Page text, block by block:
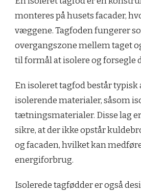
monteres på husets facader,
væggene. Tagfoden fungerer
overgangszone mellem taget
til formål at isolere og forsegle
En isoleret tagfod består typisk
isolerende materialer, såsom
tætningsmaterialer. Disse lag
sikre, at der ikke opstår
og facaden, hvilket kan
energiforbrug.
Isolerede tagfødder er også